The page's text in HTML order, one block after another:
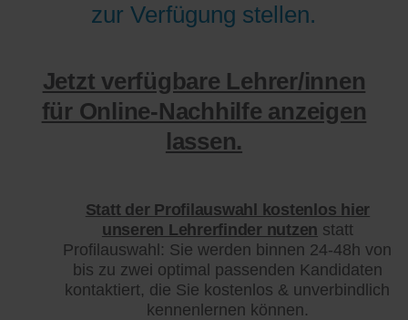
zur Verfügung stellen.
Jetzt verfügbare Lehrer/innen
für Online-Nachhilfe anzeigen
lassen.
Statt der Profilauswahl kostenlos hier
unseren Lehrerfinder nutzen statt
Profilauswahl: Sie werden binnen 24-48h von
bis zu zwei optimal passenden Kandidaten
kontaktiert, die Sie kostenlos & unverbindlich
kennenlernen können.